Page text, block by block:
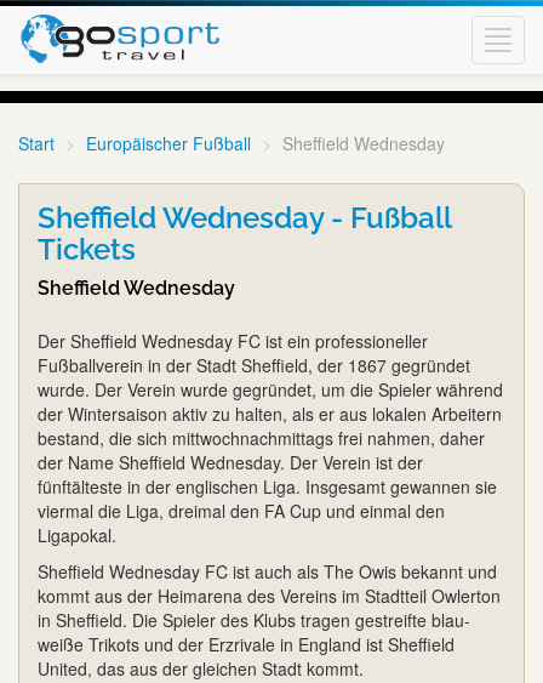
Start Europäischer Fußball Sheffield Wednesday
Sheffield Wednesday - Fußball
Tickets
Sheffield Wednesday
Der Sheffield Wednesday FC ist ein professioneller
Fußballverein in der Stadt Sheffield, der 1867 gegründet
wurde. Der Verein wurde gegründet, um die Spieler während
der Wintersaison aktiv zu halten, als er aus lokalen Arbeitern
bestand, die sich mittwochnachmittags frei nahmen, daher
der Name Sheffield Wednesday. Der Verein ist der
fünftälteste in der englischen Liga. Insgesamt gewannen sie
viermal die Liga, dreimal den FA Cup und einmal den
Ligapokal.
Sheffield Wednesday FC ist auch als The Owis bekannt und
kommt aus der Heimarena des Vereins im Stadtteil Owlerton
in Sheffield. Die Spieler des Klubs tragen gestreifte blau-
weiße Trikots und der Erzrivale in England ist Sheffield
United, das aus der gleichen Stadt kommt.